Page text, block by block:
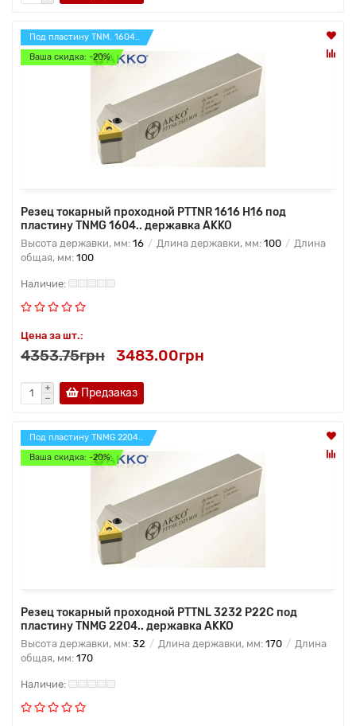
Под пластину TNM. 1604..
Ваша скидка: -20%
Резец токарный проходной PTTNR 1616 H16 под
пластину TNMG 1604.. державка AKKO
Высота державки, мм: 16 Длина державки, мм: 100
Длина
общая, мм: 100
Цена за шт.:
4353.75грн 3483.00грн
Предзаказ
Под пластину TNMG 2204..
Ваша скидка: -20%
Резец токарный проходной PTTNL 3232 P22C под
пластину TNMG 2204.. державка AKKO
Высота державки, мм: 32 Длина державки, мм: 170
Длина
общая, мм: 170